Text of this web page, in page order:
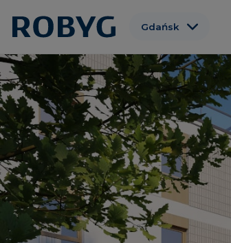
Gdańsk
Warszawa
Wrocław
Poznań
Gdynia
Łódź